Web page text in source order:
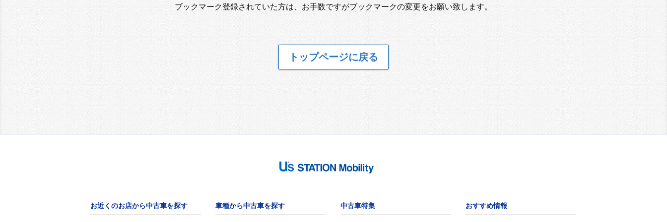
ブックマーク登録されていた方は、お手数ですがブックマークの変更をお願い致します。
トップページに戻る
お近くのお店から中古車を探す 車種から中古車を探す 中古車特集 おすすめ情報